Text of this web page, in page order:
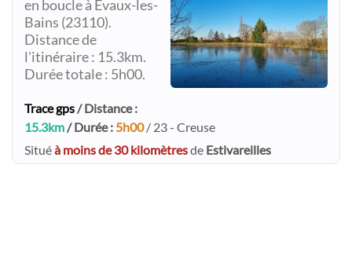
en boucle à Évaux-les-
Bains (23110).
Distance de
l'itinéraire : 15.3km.
Durée totale : 5h00.
Trace gps/ Distance :
15.3km/ Durée : 5h00/ 23 - Creuse
Situéà moins de 30 kilomètresde Estivareilles